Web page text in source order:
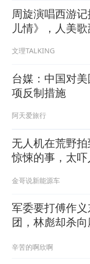
周旋演唱西游
儿情》，人美歌
文理TALKING
台媒：中国对
项反制措施
阿天爱旅行
无人机在荒野
惊悚的事，太吓
金哥说新能源车
军委要打傅作
团，林彪却杀向
辛苦的啊欣啊